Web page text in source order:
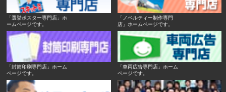
「選挙ポスター専門店」ホ
ームページです。
「ノベルティー制作専門
店」ホームページです。
「封筒印刷専門店」ホーム
ページです。
「車両広告専門店」ホーム
ページです。